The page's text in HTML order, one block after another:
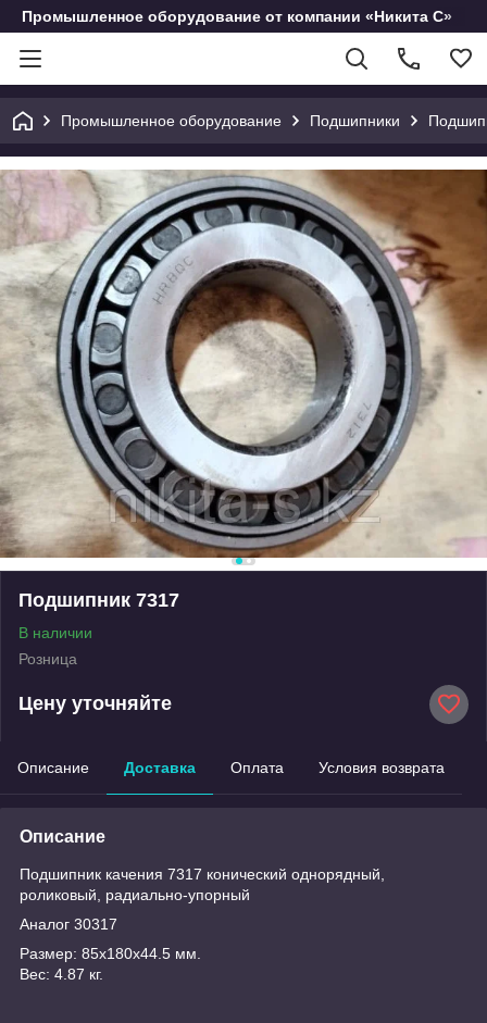
Промышленное оборудование от компании «Никита С»
Промышленное оборудование Подшипники
Подшипник 7317
В наличии
Розница
Цену уточняйте
Описание Доставка Оплата Условия возврата
Описание
Подшипник качения 7317 конический однорядный,
роликовый, радиально-упорный
Аналог 30317
Размер: 85x180x44.5 мм.
Вес: 4.87 кг.